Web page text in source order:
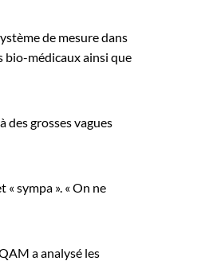
de mesure dans
bio-médicaux ainsi que
des grosses vagues
sympa ». « On ne
a analysé les